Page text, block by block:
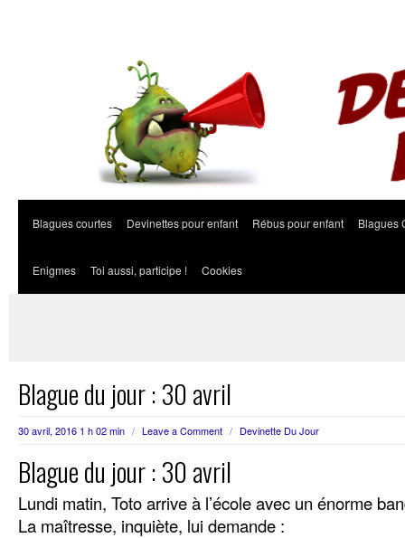
Blagues courtes Devinettes pour enfant Rébus pour enfant Blagues
Enigmes Toi aussi, participe ! Cookies
Blague du jour : 30 avril
30 avril, 2016 1 h 02 min / Leave a Comment / Devinette Du Jour
Blague du jour : 30 avril
Lundi matin, Toto arrive à l’école avec un énorme
La maîtresse, inquiète, lui demande :